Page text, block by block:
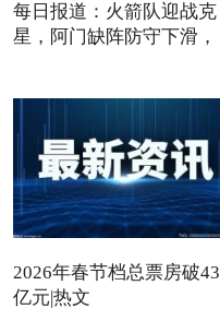
每日报道：火箭队迎战克
星，阿门缺阵防守下滑，
2026年春节档总票房破43
亿元|热文